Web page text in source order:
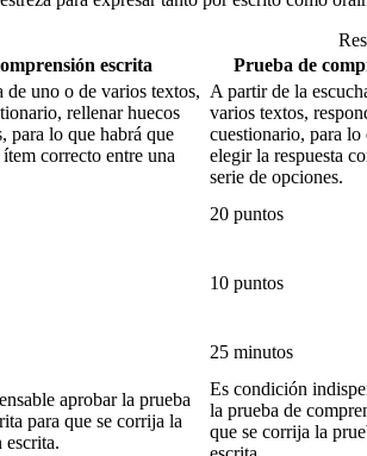
escrita
Prueba de
de uno o de varios textos,
rellenar huecos
para lo que habrá que
correcto entre una
A partir de la
varios textos,
cuestionario, para lo
elegir la respuesta
serie de opciones.
20 puntos
10 puntos
25 minutos
aprobar la prueba
para que se corrija la
escrita.
Es condición
la prueba de
que se corrija la